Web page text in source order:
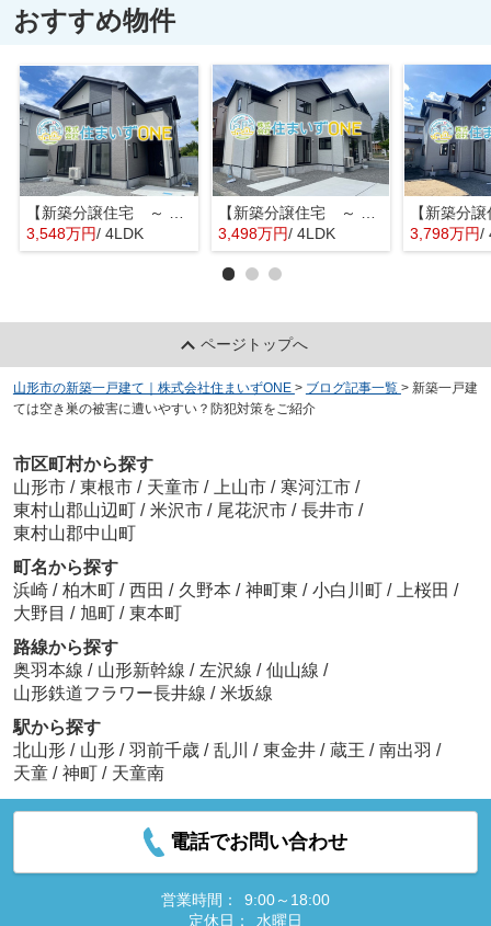
おすすめ物件
【新築分譲住宅 ～ LIGARE リガーレ～ 】山形市鈴川町2丁目 1期2棟
3,548万円/ 4LDK
【新築分譲住宅 ～ LIGARE リガーレ～ 】山形市鈴川町2丁目 1期2棟
3,498万円/ 4LDK 3,798万円/
ページトップへ
山形市の新築一戸建て｜株式会社住まいずONE > ブログ記事一覧 > 新築一戸建
ては空き巣の被害に遭いやすい？防犯対策をご紹介
市区町村から探す
山形市 / 東根市 / 天童市 / 上山市 / 寒河江市 /
東村山郡山辺町 / 米沢市 / 尾花沢市 / 長井市 /
東村山郡中山町
町名から探す
浜崎 / 柏木町 / 西田 / 久野本 / 神町東 / 小白川町 / 上桜田 /
大野目 / 旭町 / 東本町
路線から探す
奥羽本線 / 山形新幹線 / 左沢線 / 仙山線 /
山形鉄道フラワー長井線 / 米坂線
駅から探す
北山形 / 山形 / 羽前千歳 / 乱川 / 東金井 / 蔵王 / 南出羽 /
天童 / 神町 / 天童南
電話でお問い合わせ
営業時間：
9:00～18:00
定休日：
水曜日